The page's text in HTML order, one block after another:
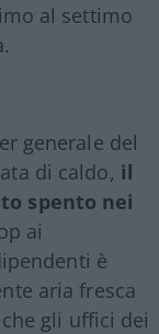
al settimo
generale del
di caldo, il
spento nei
ai
è
aria fresca
gli uffici dei